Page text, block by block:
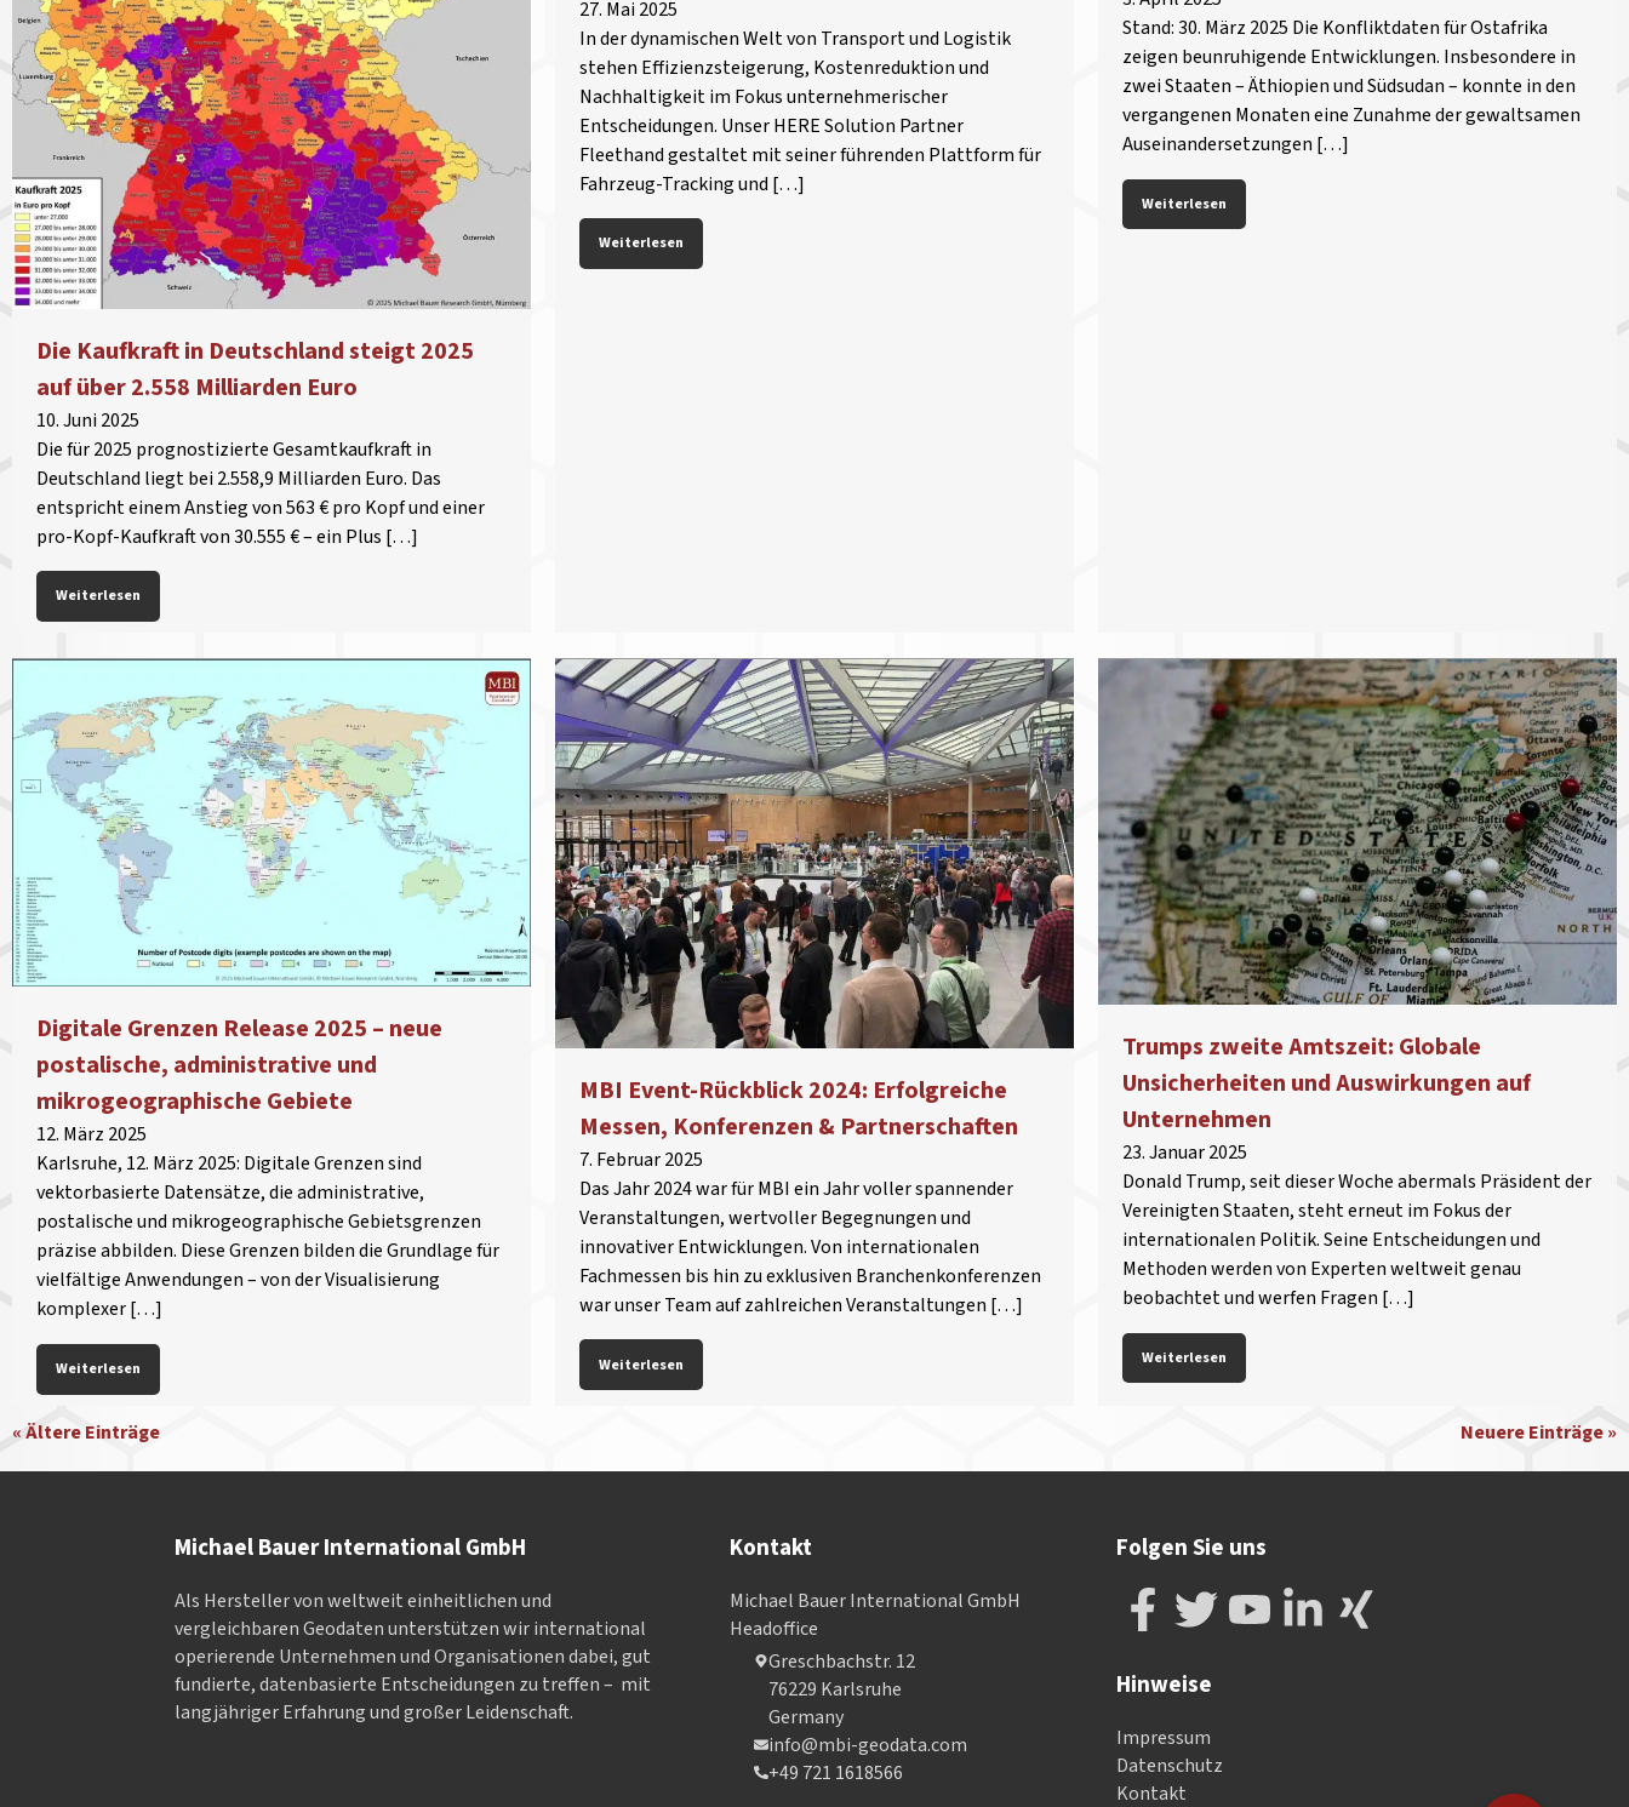
Die Kaufkraft in Deutschland steigt 2025
auf über 2.558 Milliarden Euro
10. Juni 2025
Die für 2025 prognostizierte Gesamtkaufkraft in
Deutschland liegt bei 2.558,9 Milliarden Euro. Das
entspricht einem Anstieg von 563 € pro Kopf und einer
pro-Kopf-Kaufkraft von 30.555 € – ein Plus […]
Weiterlesen
27. Mai 2025
In der dynamischen Welt von Transport und Logistik
stehen Effizienzsteigerung, Kostenreduktion und
Nachhaltigkeit im Fokus unternehmerischer
Entscheidungen. Unser HERE Solution Partner
Fleethand gestaltet mit seiner führenden Plattform für
Fahrzeug-Tracking und […]
Weiterlesen
Stand: 30. März 2025 Die Konfliktdaten für Ostafrika
zeigen beunruhigende Entwicklungen. Insbesondere in
zwei Staaten – Äthiopien und Südsudan – konnte in den
vergangenen Monaten eine Zunahme der gewaltsamen
Auseinandersetzungen […]
Weiterlesen
Digitale Grenzen Release 2025 – neue
postalische, administrative und
mikrogeographische Gebiete
12. März 2025
Karlsruhe, 12. März 2025: Digitale Grenzen sind
vektorbasierte Datensätze, die administrative,
postalische und mikrogeographische Gebietsgrenzen
präzise abbilden. Diese Grenzen bilden die Grundlage für
vielfältige Anwendungen – von der Visualisierung
komplexer […]
Weiterlesen
MBI Event-Rückblick 2024: Erfolgreiche
Messen, Konferenzen & Partnerschaften
7. Februar 2025
Das Jahr 2024 war für MBI ein Jahr voller spannender
Veranstaltungen, wertvoller Begegnungen und
innovativer Entwicklungen. Von internationalen
Fachmessen bis hin zu exklusiven Branchenkonferenzen
war unser Team auf zahlreichen Veranstaltungen […]
Weiterlesen
Trumps zweite Amtszeit: Globale
Unsicherheiten und Auswirkungen auf
Unternehmen
23. Januar 2025
Donald Trump, seit dieser Woche abermals Präsident der
Vereinigten Staaten, steht erneut im Fokus der
internationalen Politik. Seine Entscheidungen und
Methoden werden von Experten weltweit genau
beobachtet und werfen Fragen […]
Weiterlesen
« Ältere Einträge Neuere Einträge »
Michael Bauer International GmbH
Als Hersteller von weltweit einheitlichen und
vergleichbaren Geodaten un­ter­stüt­zen wir in­ter­na­tional
ope­rieren­de Un­ter­neh­men und Or­ga­nisa­tionen dabei, gut
fundierte, datenbasierte Entscheidungen zu treffen – mit
langjähriger Erfahrung und großer Leidenschaft.
Kontakt
Michael Bauer International GmbH
Headoffice
Greschbachstr. 12
76229 Karlsruhe
Germany
info@mbi-geodata.com
+49 721 1618566
Folgen Sie uns
Hinweise
Impressum
Datenschutz
Kontakt